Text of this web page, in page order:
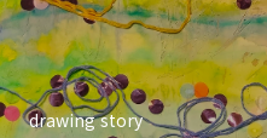
drawing story